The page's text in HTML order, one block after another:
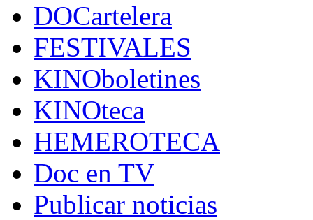
DOCartelera
FESTIVALES
KINOboletines
KINOteca
HEMEROTECA
Doc en TV
Publicar noticias